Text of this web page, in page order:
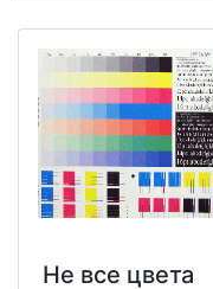
Не все цвета